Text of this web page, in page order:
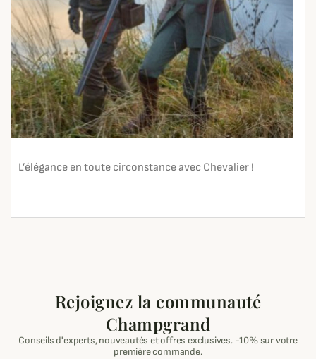
L’élégance en toute circonstance avec Chevalier !
Rejoignez la communauté
Champgrand
Conseils d'experts, nouveautés et offres exclusives. -10% sur votre
première commande.